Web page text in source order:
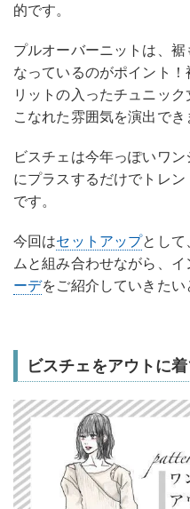
的です。
プルオーバーニットは、
なっているのがポイント
リットの入ったチュニッ
こなれた雰囲気を演出でき
ビスチェは今年っぽいワ
にプラスするだけでトレ
です。
今回はセットアップとして
ムと組み合わせながら、
ーデをご紹介していきたい
ビスチェをアウトに